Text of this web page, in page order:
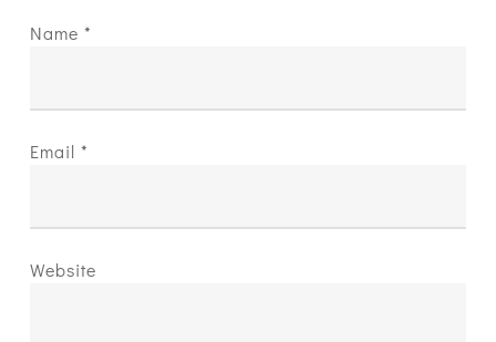
Name *
Email *
Website